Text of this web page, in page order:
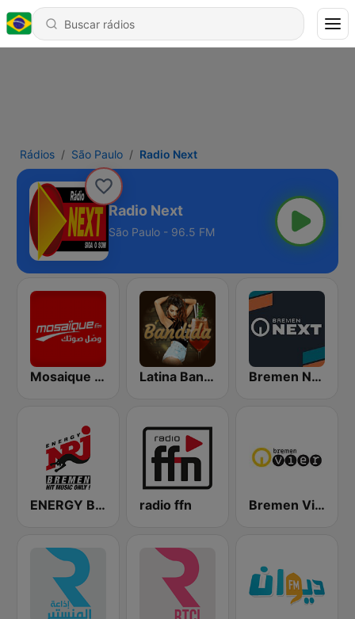
Rádios São Paulo Radio Next
Radio Next
São Paulo - 96.5 FM
Mosaique FM (موزاييك إف إم) Latina Bandida! Bremen NEXT
ENERGY Bremen radio ffn Bremen Vier